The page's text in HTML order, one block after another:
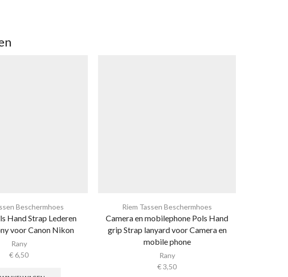
Beschermhoes
Hand Strap Lederen
voor Canon Nikon
Rany
€6,50
Riem Tassen Beschermhoes
Camera en mobilephone Pols Hand
grip Strap lanyard voor Camera en
mobile phone
Rany
€3,50